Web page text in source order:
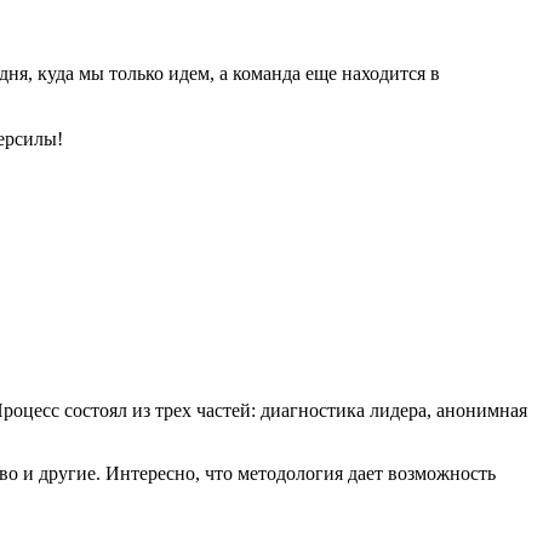
куда мы только идем, а команда еще находится в
состоял из трех частей: диагностика лидера, анонимная
и другие. Интересно, что методология дает возможность